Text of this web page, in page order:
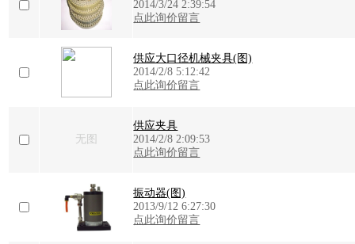
2014/3/24 2:39:54
点此询价留言
供应大口径机械夹具(图)
2014/2/8 5:12:42
点此询价留言
无图
供应夹具
2014/2/8 2:09:53
点此询价留言
振动器(图)
2013/9/12 6:27:30
点此询价留言